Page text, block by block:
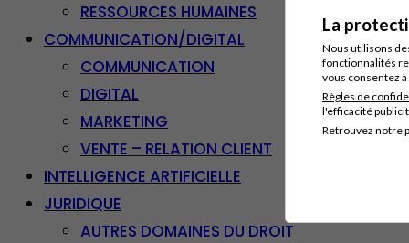
La
Nous utilisons
fonctionnalités
vous consentez
Règles de
l'efficacité
Retrouvez notre
RESSOURCES HUMAINES
COMMUNICATION/DIGITAL
COMMUNICATION
DIGITAL
MARKETING
VENTE – RELATION CLIENT
INTELLIGENCE ARTIFICIELLE
JURIDIQUE
AUTRES DOMAINES DU DROIT